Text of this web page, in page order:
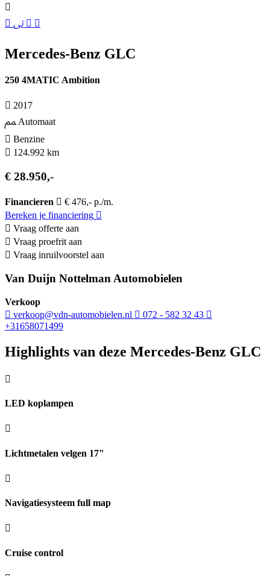
Mercedes-Benz GLC
250 4MATIC Ambition
2017
Automaat
Benzine
124.992 km
€ 28.950,-
Financieren
€ 476,- p./m.
Bereken je financiering
Vraag offerte aan
Vraag proefrit aan
Vraag inruilvoorstel aan
Van Duijn Nottelman Automobielen
Verkoop
verkoop@vdn-automobielen.nl
072 - 582 32 43
+31658071499
Highlights van deze Mercedes-Benz GLC
LED koplampen
Lichtmetalen velgen 17"
Navigatiesysteem full map
Cruise control